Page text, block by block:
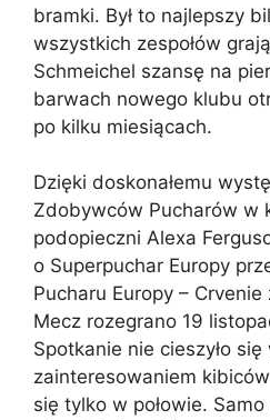
bramki. Był to najlepszy
wszystkich zespołów
Schmeichel szansę na
barwach nowego klubu
po kilku miesiącach.
Dzięki doskonałemu
Zdobywców Pucharów w
podopieczni Alexa
o Superpuchar Europy
Pucharu Europy –
Mecz rozegrano 19
Spotkanie nie cieszyło się
zainteresowaniem kibiców
się tylko w połowie.